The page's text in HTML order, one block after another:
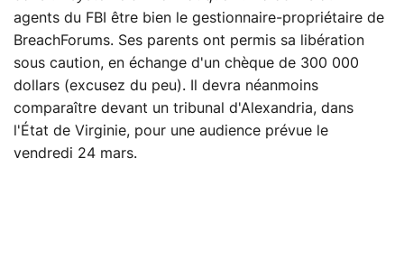
agents du FBI être bien le gestionnaire-propriétaire de
BreachForums. Ses parents ont permis sa libération
sous caution, en échange d'un chèque de 300 000
dollars (excusez du peu). Il devra néanmoins
comparaître devant un tribunal d'Alexandria, dans
l'État de Virginie, pour une audience prévue le
vendredi 24 mars.